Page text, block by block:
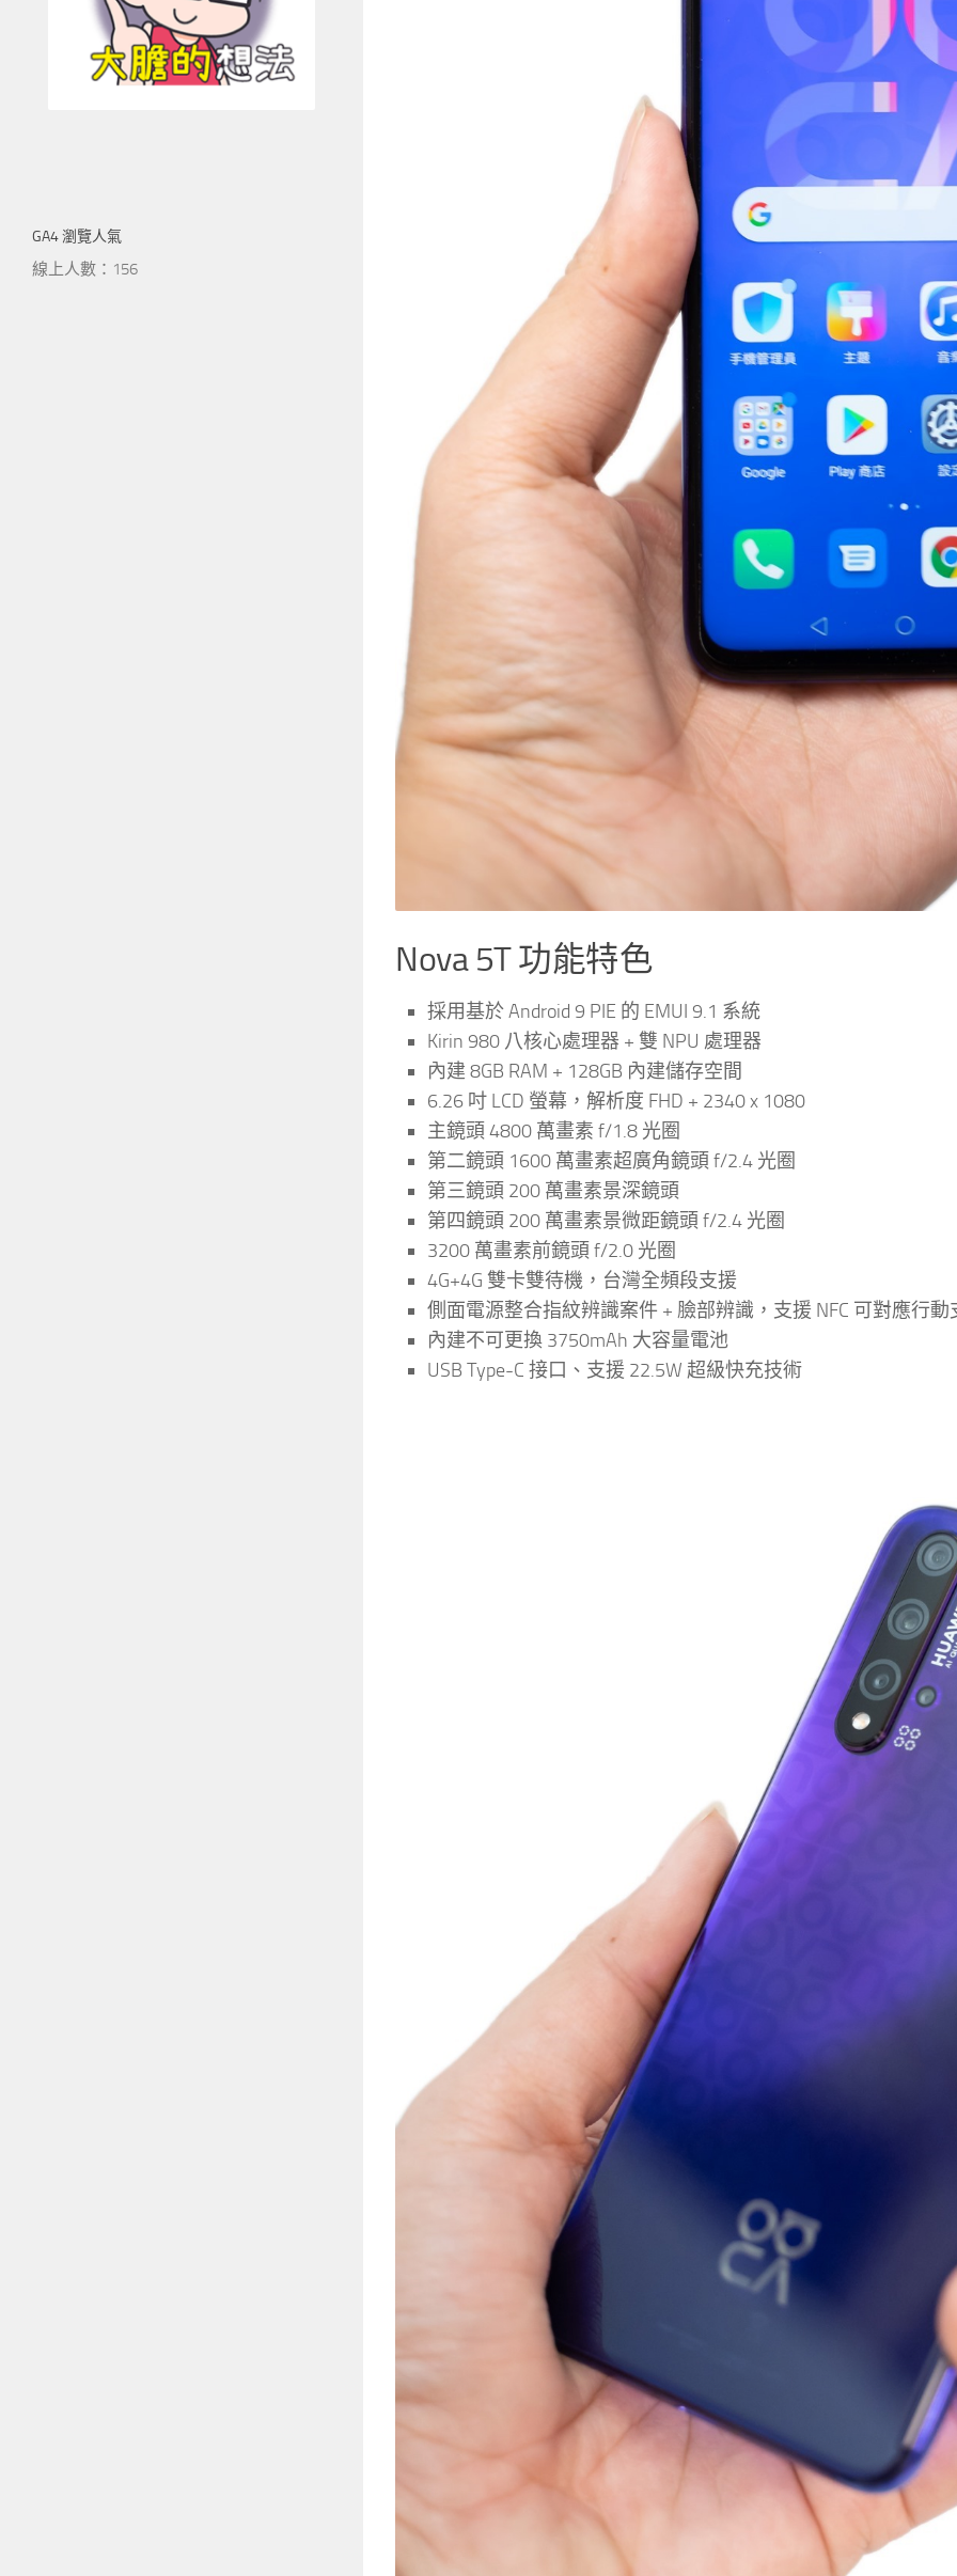
Nova 5T 功能特色
採用基於 Android 9 PIE 的 EMUI 9.1 系統
Kirin 980 八核心處理器 + 雙 NPU 處理器
內建 8GB RAM + 128GB 內建儲存空間
6.26 吋 LCD 螢幕，解析度 FHD + 2340 x 1080
主鏡頭 4800 萬畫素 f/1.8 光圈
第二鏡頭 1600 萬畫素超廣角鏡頭 f/2.4 光圈
第三鏡頭 200 萬畫素景深鏡頭
第四鏡頭 200 萬畫素景微距鏡頭 f/2.4 光圈
3200 萬畫素前鏡頭 f/2.0 光圈
4G+4G 雙卡雙待機，台灣全頻段支援
側面電源整合指紋辨識案件 + 臉部辨識，支援 NFC 可對應行動
內建不可更換 3750mAh 大容量電池
USB Type-C 接口、支援 22.5W 超級快充技術
GA4 瀏覽人氣
線上人數：156